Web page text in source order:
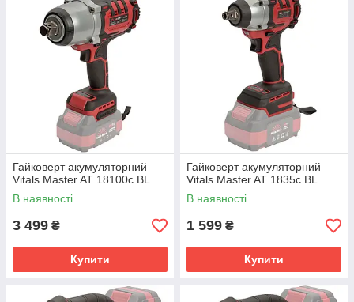
Гайковерт акумуляторний
Vitals Master AT 18100c BL
В наявності
3 499 ₴
Купити
Гайковерт акумуляторний
Vitals Master AT 1835с BL
В наявності
1 599 ₴
Купити